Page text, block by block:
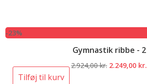
-23%
Gymnastik ribbe - 2
2.924,00kr. Den
2.249,00 kr.
Tilføj til kurv